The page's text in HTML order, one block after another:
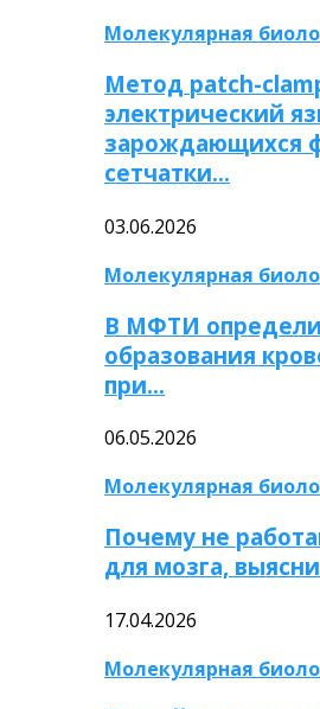
Молекулярная
Метод patch-
электрический
зарождающихся
сетчатки…
03.06.2026
Молекулярная
В МФТИ
образования
при…
06.05.2026
Молекулярная
Почему не
для мозга,
17.04.2026
Молекулярная